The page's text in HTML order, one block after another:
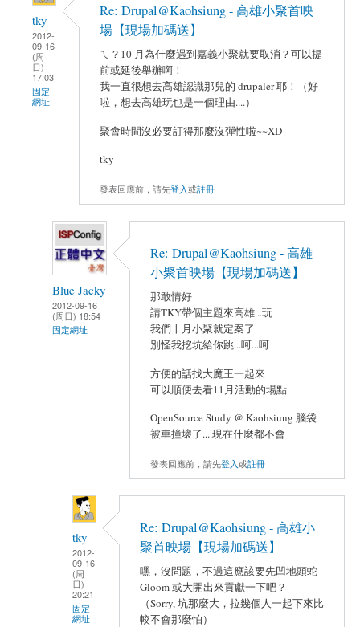
tky
2012-
09-16
(周
日)
17:03
固定
網址
Re: Drupal@Kaohsiung - 高雄小聚首映
場【現場加碼送】
ㄟ？10 月為什麼遇到嘉義小聚就要取消？可以提
前或延後舉辦啊！
我一直很想去高雄認識那兒的 drupaler 耶！（好
啦，想去高雄玩也是一個理由....）
聚會時間沒必要訂得那麼沒彈性啦~~XD
tky
發表回應前，請先登入或註冊
Blue Jacky
2012-09-16
(周日) 18:54
固定網址
Re: Drupal@Kaohsiung - 高雄
小聚首映場【現場加碼送】
那敢情好
請TKY帶個主題來高雄...玩
我們十月小聚就定案了
別怪我挖坑給你跳...呵...呵
方便的話找大魔王一起來
可以順便去看11月活動的場點
OpenSource Study @ Kaohsiung 腦袋
被車撞壞了....現在什麼都不會
發表回應前，請先登入或註冊
tky
2012-
09-16
(周
日)
20:21
固定
網址
Re: Drupal@Kaohsiung - 高雄小
聚首映場【現場加碼送】
嘿，沒問題，不過這應該要先凹地頭蛇
Gloom 或大開出來貢獻一下吧？
（Sorry, 坑那麼大，拉幾個人一起下來比
較不會那麼怕）